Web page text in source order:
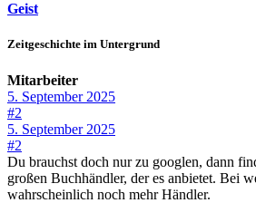
Geist
Zeitgeschichte im Untergrund
Mitarbeiter
5. September 2025
#2
5. September 2025
#2
Du brauchst doch nur zu googlen, dann
großen Buchhändler, der es anbietet. Bei
wahrscheinlich noch mehr Händler.